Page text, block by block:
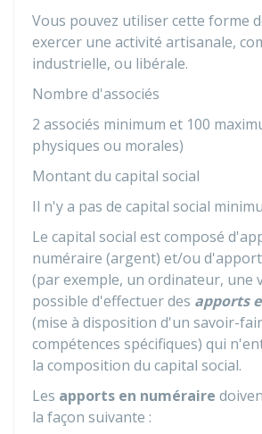
Vous pouvez utiliser cette forme
exercer une activité artisanale,
industrielle, ou libérale.
Nombre d'associés
2 associés minimum et 100
physiques ou morales)
Montant du capital social
Il n'y a pas de capital social
Le capital social est composé
numéraire (argent) et/ou
(par exemple, un ordinateur, une
possible d'effectuer des apports
(mise à disposition d'un savoir-
compétences spécifiques) qui
la composition du capital social.
Les apports en numéraire
la façon suivante :